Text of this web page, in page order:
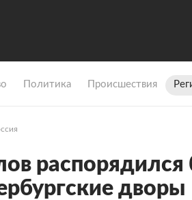
Политика Происшествия
распорядился
дворы